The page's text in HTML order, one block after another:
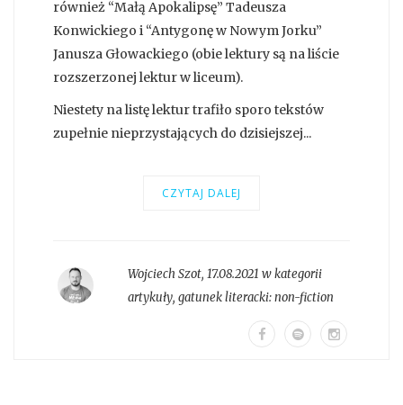
również “Małą Apokalipsę” Tadeusza
Konwickiego i “Antygonę w Nowym Jorku”
Janusza Głowackiego (obie lektury są na liście
rozszerzonej lektur w liceum).
Niestety na listę lektur trafiło sporo tekstów
zupełnie nieprzystających do dzisiejszej...
CZYTAJ DALEJ
Wojciech Szot, 17.08.2021 w kategorii
artykuły, gatunek literacki:non-fiction